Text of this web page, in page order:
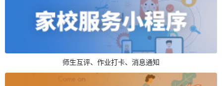
师生互评、作业打卡、消息通知